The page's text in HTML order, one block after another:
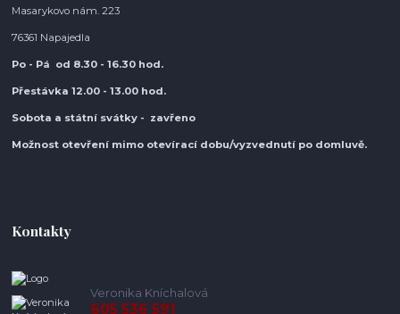
Masarykovo nám. 223
76361 Napajedla
Po - Pá od 8.30 - 16.30 hod.
Přestávka 12.00 - 13.00 hod.
Sobota a státní svátky - zavřeno
Možnost otevření mimo otevírací dobu/vyzvednutí po domluvě.
Kontakty
Veronika Kníchalová
605 536 591